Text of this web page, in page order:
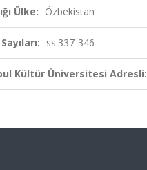
Ülke: Özbekistan
ss.337-346
Kültür Üniversitesi Adresli: